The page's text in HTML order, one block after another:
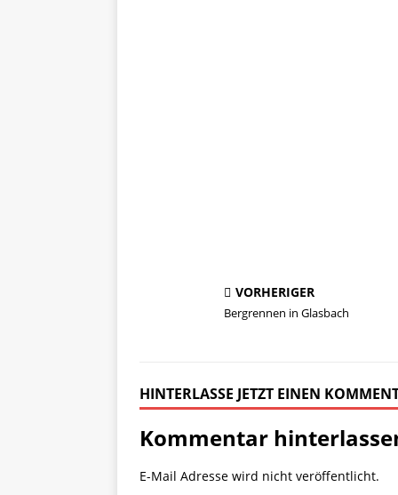
VORHERIGER
Bergrennen in Glasbach
HINTERLASSE JETZT EINEN
Kommentar
E-Mail Adresse wird nicht veröffentlicht.